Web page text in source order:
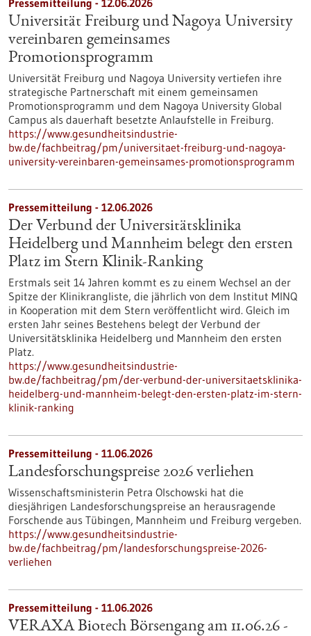
Pressemitteilung - 12.06.2026
Universität Freiburg und Nagoya University
vereinbaren gemeinsames
Promotionsprogramm
Universität Freiburg und Nagoya University vertiefen ihre
strategische Partnerschaft mit einem gemeinsamen
Promotionsprogramm und dem Nagoya University Global
Campus als dauerhaft besetzte Anlaufstelle in Freiburg.
https://www.gesundheitsindustrie-
bw.de/fachbeitrag/pm/universitaet-freiburg-und-nagoya-
university-vereinbaren-gemeinsames-promotionsprogramm
Pressemitteilung - 12.06.2026
Der Verbund der Universitätsklinika
Heidelberg und Mannheim belegt den ersten
Platz im Stern Klinik-Ranking
Erstmals seit 14 Jahren kommt es zu einem Wechsel an der
Spitze der Klinikrangliste, die jährlich von dem Institut MINQ
in Kooperation mit dem Stern veröffentlicht wird. Gleich im
ersten Jahr seines Bestehens belegt der Verbund der
Universitätsklinika Heidelberg und Mannheim den ersten
Platz.
https://www.gesundheitsindustrie-
bw.de/fachbeitrag/pm/der-verbund-der-universitaetsklinika-
heidelberg-und-mannheim-belegt-den-ersten-platz-im-stern-
klinik-ranking
Pressemitteilung - 11.06.2026
Landesforschungspreise 2026 verliehen
Wissenschaftsministerin Petra Olschowski hat die
diesjährigen Landesforschungspreise an herausragende
Forschende aus Tübingen, Mannheim und Freiburg vergeben.
https://www.gesundheitsindustrie-
bw.de/fachbeitrag/pm/landesforschungspreise-2026-
verliehen
Pressemitteilung - 11.06.2026
VERAXA Biotech Börsengang am 11.06.26 -